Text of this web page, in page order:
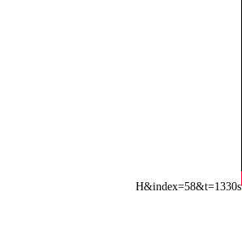
H&index=58&t=1330s